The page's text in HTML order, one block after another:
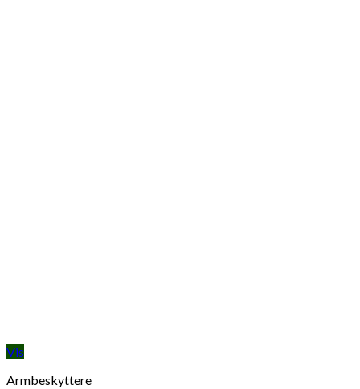
Vis
Armbeskyttere